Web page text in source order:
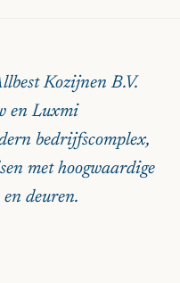
Kozijnen B.V.
en Luxmi
bedrijfscomplex,
met hoogwaardige
deuren.